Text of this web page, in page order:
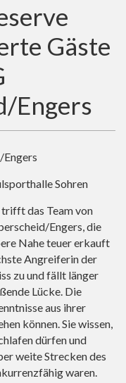
Gäste
Engers
Engers
Sohren
das Team von
Engers, die
Nahe teuer erkauft
Angreiferin der
zu und fällt länger
Lücke. Die
aus ihrer
können. Sie wissen,
dürfen und
weite Strecken des
waren.